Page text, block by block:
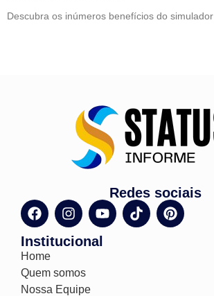
Descubra os inúmeros benefícios do simulador
Redes sociais
Institucional
Home
Quem somos
Nossa Equipe